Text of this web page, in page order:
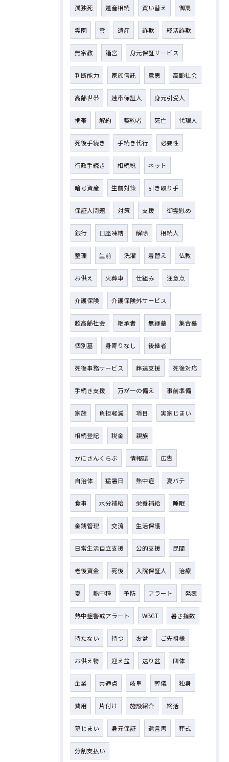
孤独死 遺産相続 買い替え 御嵩
霊園 雲 遺産 詐欺 終活詐欺
無宗教 箱宮 身元保証サービス
判断能力 家族信託 意思 高齢社会
高齢世帯 連帯保証人 身元引受人
携帯 解約 契約者 死亡 代理人
死後手続き 手続き代行 必要性
行政手続き 相続税 ネット
暗号資産 生前対策 引き取り手
保証人問題 対策 支援 御霊慰め
銀行 口座凍結 解除 相続人
整理 生前 洗濯 着替え 仏教
お供え 火葬車 仕組み 注意点
介護保険 介護保険外サービス
超高齢社会 継承者 無縁墓 集合墓
個別墓 身寄りなし 後継者
死後事務サービス 葬送支援 死後対応
手続き支援 万が一の備え 事前準備
家族 負担軽減 項目 実家じまい
相続登記 税金 親族
かにさんくらぶ 情報誌 広告
自治体 猛暑日 熱中症 夏バテ
食事 水分補給 栄養補給 睡眠
金銭管理 交流 生活保護
日常生活自立支援 公的支援 民間
老後資金 死後 入院保証人 治療
夏 熱中種 予防 アラート 発表
熱中症警戒アラート WBGT 暑さ指数
持たない 持つ お盆 ご先祖様
お供え物 迎え盆 送り盆 団体
企業 共通点 岐阜 葬儀 独身
費用 片付け 施設紹介 終活
墓じまい 身元保証 遺言書 葬式
分割支払い